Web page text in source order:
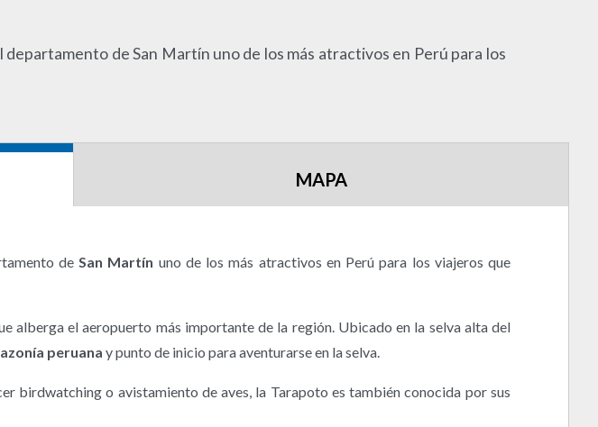
de San Martín uno de los más atractivos en Perú para los
MAPA
deSan Martín uno de los más atractivos en Perú para los viajeros que
alberga el aeropuerto más importante de la región. Ubicado en la selva alta del
peruana y punto de inicio para aventurarse en la selva.
birdwatching o avistamiento de aves, la Tarapoto es también conocida por sus